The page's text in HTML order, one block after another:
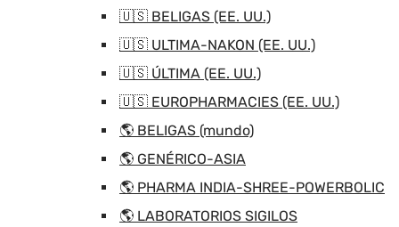
🇺🇸 BELIGAS (EE. UU.)
🇺🇸 ULTIMA-NAKON (EE. UU.)
🇺🇸 ÚLTIMA (EE. UU.)
🇺🇸 EUROPHARMACIES (EE. UU.)
🌎 BELIGAS (mundo)
🌎 GENÉRICO-ASIA
🌎 PHARMA INDIA-SHREE-POWERBOLIC
🌎 LABORATORIOS SIGILOS